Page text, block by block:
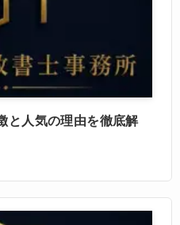
と人気の理由を徹底解